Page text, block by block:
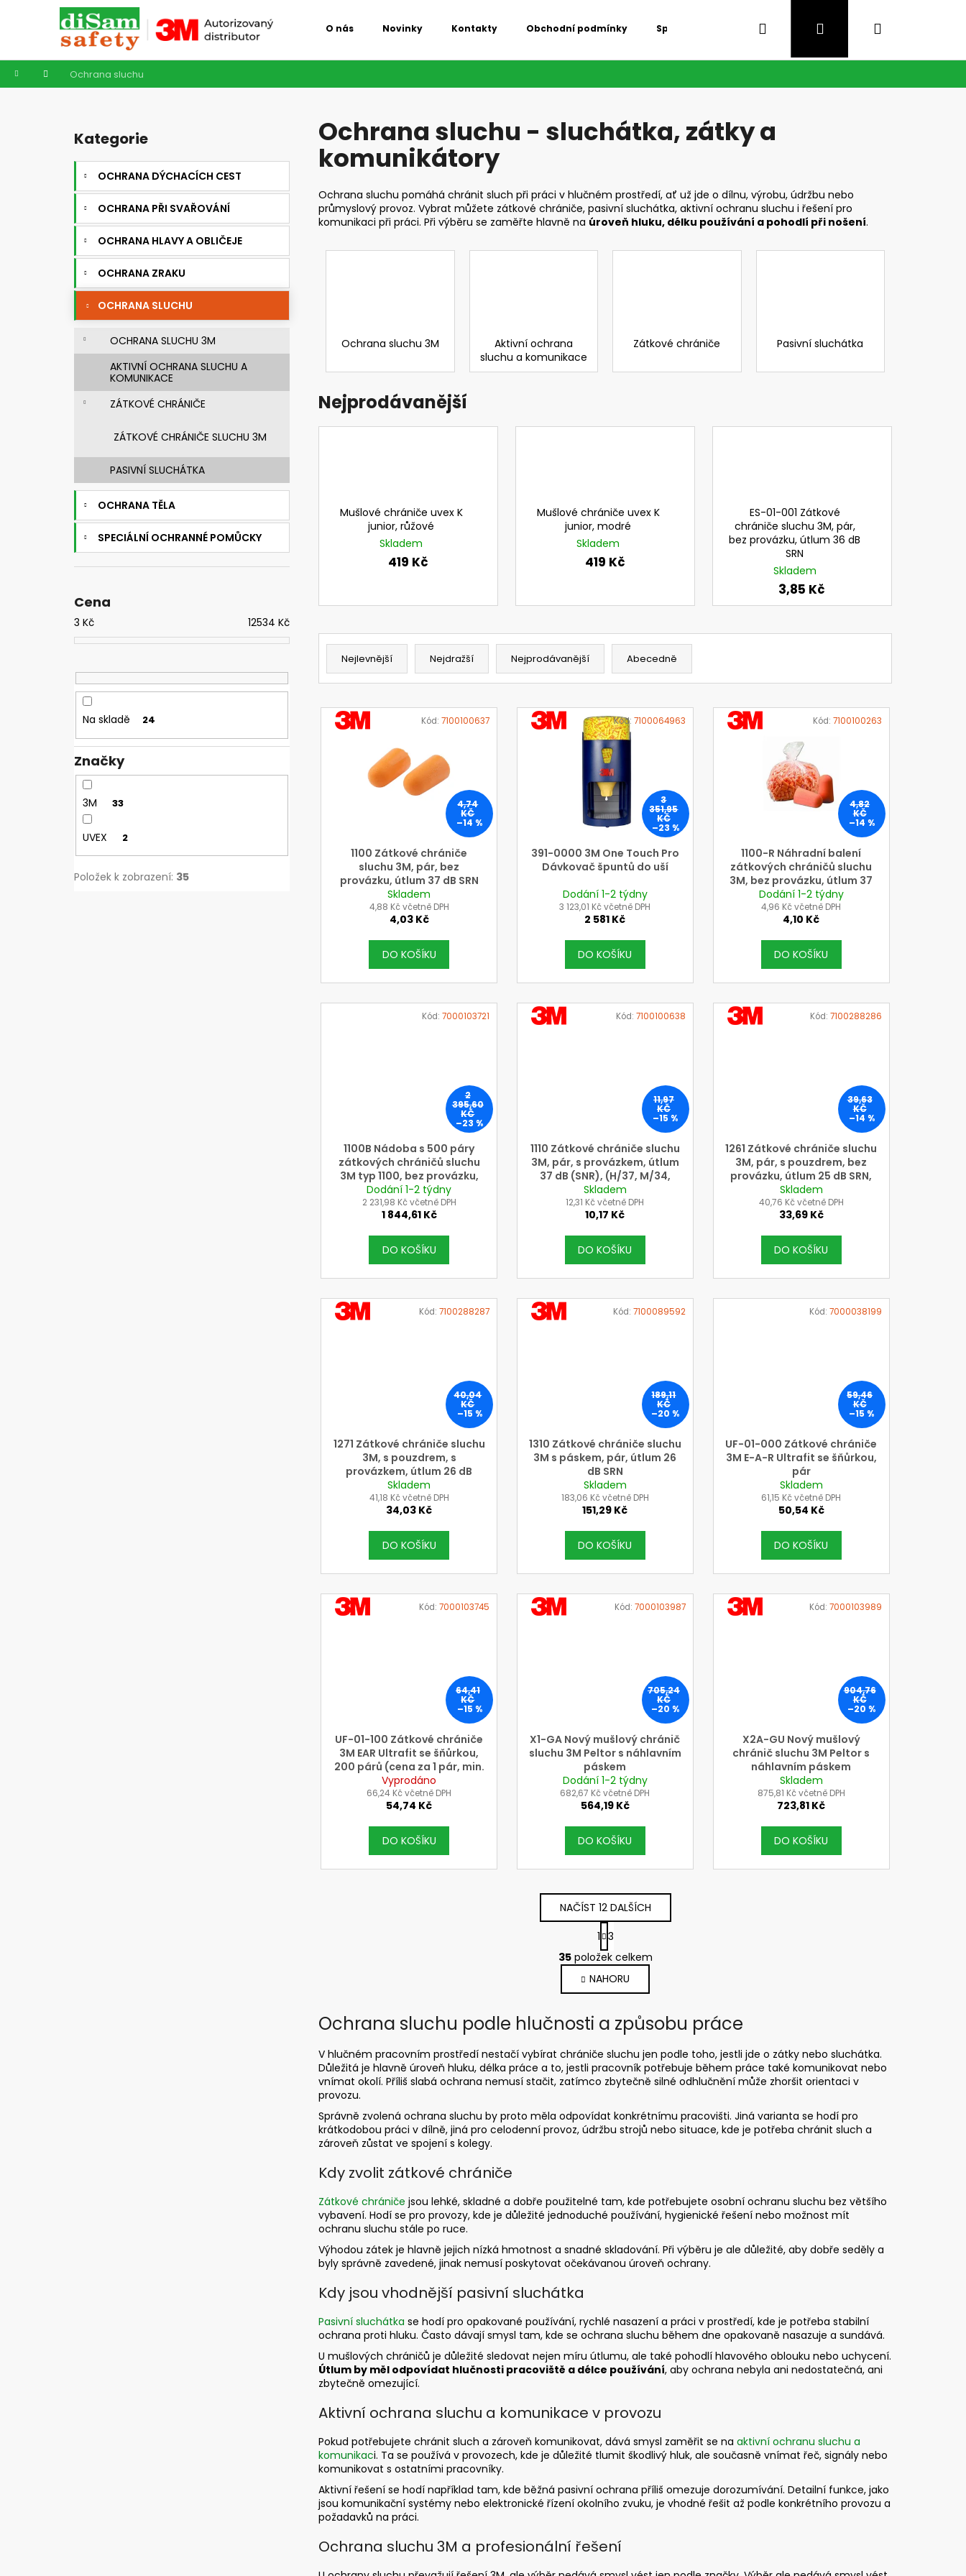
O nás Novinky Kontakty Obchodní podmínky Speciální nabídka Hledat PřihlášeníNákupní
košík
Domů Ochrana sluchu
Přeskočit
kategorie
Kategorie
OCHRANA DÝCHACÍCH CEST
OCHRANA PŘI SVAŘOVÁNÍ
OCHRANA HLAVY A OBLIČEJE
OCHRANA ZRAKU
OCHRANA SLUCHU
OCHRANA SLUCHU 3M
AKTIVNÍ OCHRANA SLUCHU A
KOMUNIKACE
ZÁTKOVÉ CHRÁNIČE
ZÁTKOVÉ CHRÁNIČE SLUCHU 3M
PASIVNÍ SLUCHÁTKA
OCHRANA TĚLA
SPECIÁLNÍ OCHRANNÉ POMŮCKY
Cena
3 Kč 12534 Kč
Na skladě 24
Značky
3M 33
UVEX 2
Položek k zobrazení: 35
Ochrana sluchu - sluchátka, zátky a
komunikátory
Ochrana sluchu pomáhá chránit sluch při práci v hlučném prostředí, ať už jde o dílnu, výrobu, údržbu nebo
průmyslový provoz. Vybrat můžete zátkové chrániče, pasivní sluchátka, aktivní ochranu sluchu i řešení pro
komunikaci při práci. Při výběru se zaměřte hlavně na úroveň hluku, délku používání a pohodlí při nošení.
Ochrana sluchu 3M
Aktivní ochrana
sluchu a komunikace
Zátkové chrániče Pasivní sluchátka
Nejprodávanější
Mušlové chrániče uvex K
junior, růžové
Skladem
419 Kč
Mušlové chrániče uvex K
junior, modré
Skladem
419 Kč
ES-01-001 Zátkové
chrániče sluchu 3M, pár,
bez provázku, útlum 36 dB
SRN
Skladem
3,85 Kč
Ř
z
Nejlevnější Nejdražší Nejprodávanější Abecedně
V VÝROBCE
3M
4,74
KČ
–14 %
1100 Zátkové chrániče
sluchu 3M, pár, bez
provázku, útlum 37 dB SRN
Skladem
4,88 Kč včetně DPH
4,03 Kč
DO KOŠÍKU
Kód:7100100637 VÝROBCE
3M
3
351,95
KČ
–23 %
391-0000 3M One Touch Pro
Dávkovač špuntů do uší
Dodání 1-2 týdny
3 123,01 Kč včetně DPH
2 581 Kč
DO KOŠÍKU
Kód: 7100064963 VÝROBCE
3M
4,82
KČ
–14 %
1100-R Náhradní balení
zátkových chráničů sluchu
3M, bez provázku, útlum 37
dB SRN (cena za 1 ,pár)
Dodání 1-2 týdny
4,96 Kč včetně DPH
4,10 Kč
DO KOŠÍKU
Kód: 7100100263
2
395,60
KČ
–23 %
1100B Nádoba s 500 páry
zátkových chráničů sluchu
3M typ 1100, bez provázku,
útlum 37 dB SRN (pro
dávkovač 1100-R)
Dodání 1-2 týdny
2 231,98 Kč včetně DPH
1 844,61 Kč
DO KOŠÍKU
Kód:7000103721 VÝROBCE
3M
11,97
KČ
–15 %
1110 Zátkové chrániče sluchu
3M, pár, s provázkem, útlum
37 dB (SNR), (H/37, M/34,
L/31)
Skladem
12,31 Kč včetně DPH
10,17 Kč
DO KOŠÍKU
Kód: 7100100638 VÝROBCE
3M
39,63
KČ
–14 %
1261 Zátkové chrániče sluchu
3M, pár, s pouzdrem, bez
provázku, útlum 25 dB SRN,
Skladem
40,76 Kč včetně DPH
33,69 Kč
DO KOŠÍKU
Kód: 7100288286
VÝROBCE
3M
40,04
KČ
–15 %
1271 Zátkové chrániče sluchu
3M, s pouzdrem, s
provázkem, útlum 26 dB
(SNR), (H/27, M/22, L/20)
Skladem
41,18 Kč včetně DPH
34,03 Kč
DO KOŠÍKU
Kód:7100288287 VÝROBCE
3M
189,11
KČ
–20 %
1310 Zátkové chrániče sluchu
3M s páskem, pár, útlum 26
dB SRN
Skladem
183,06 Kč včetně DPH
151,29 Kč
DO KOŠÍKU
Kód: 7100089592
59,46
KČ
–15 %
UF-01-000 Zátkové chrániče
3M E-A-R Ultrafit se šňůrkou,
pár
Skladem
61,15 Kč včetně DPH
50,54 Kč
DO KOŠÍKU
Kód: 7000038199
VÝROBCE
3M
64,41
KČ
–15 %
UF-01-100 Zátkové chrániče
3M EAR Ultrafit se šňůrkou,
200 párů (cena za 1 pár, min.
nákupní množství 200 párů)
Vyprodáno
66,24 Kč včetně DPH
54,74 Kč
DO KOŠÍKU
Kód:7000103745 VÝROBCE
3M
705,24
KČ
–20 %
X1-GA Nový mušlový chránič
sluchu 3M Peltor s náhlavním
páskem
Dodání 1-2 týdny
682,67 Kč včetně DPH
564,19 Kč
DO KOŠÍKU
Kód: 7000103987 VÝROBCE
3M
904,76
KČ
–20 %
X2A-GU Nový mušlový
chránič sluchu 3M Peltor s
náhlavním páskem
Skladem
875,81 Kč včetně DPH
723,81 Kč
DO KOŠÍKU
Kód: 7000103989
O
v
l
á
a
c
í
p
v
k
y
i
s
NAČÍST 12 DALŠÍCH
S
t
r
á
n
k
v
n
í
1 3
35položek celkem
NAHORU
Ochrana sluchu podle hlučnosti a způsobu práce
V hlučném pracovním prostředí nestačí vybírat chrániče sluchu jen podle toho, jestli jde o zátky nebo sluchátka.
Důležitá je hlavně úroveň hluku, délka práce a to, jestli pracovník potřebuje během práce také komunikovat nebo
vnímat okolí. Příliš slabá ochrana nemusí stačit, zatímco zbytečně silné odhlučnění může zhoršit orientaci v
provozu.
Správně zvolená ochrana sluchu by proto měla odpovídat konkrétnímu pracovišti. Jiná varianta se hodí pro
krátkodobou práci v dílně, jiná pro celodenní provoz, údržbu strojů nebo situace, kde je potřeba chránit sluch a
zároveň zůstat ve spojení s kolegy.
Kdy zvolit zátkové chrániče
Zátkové chrániče jsou lehké, skladné a dobře použitelné tam, kde potřebujete osobní ochranu sluchu bez většího
vybavení. Hodí se pro provozy, kde je důležité jednoduché používání, hygienické řešení nebo možnost mít
ochranu sluchu stále po ruce.
Výhodou zátek je hlavně jejich nízká hmotnost a snadné skladování. Při výběru je ale důležité, aby dobře seděly a
byly správně zavedené, jinak nemusí poskytovat očekávanou úroveň ochrany.
Kdy jsou vhodnější pasivní sluchátka
Pasivní sluchátka se hodí pro opakované používání, rychlé nasazení a práci v prostředí, kde je potřeba stabilní
ochrana proti hluku. Často dávají smysl tam, kde se ochrana sluchu během dne opakovaně nasazuje a sundává.
U mušlových chráničů je důležité sledovat nejen míru útlumu, ale také pohodlí hlavového oblouku nebo uchycení.
Útlum by měl odpovídat hlučnosti pracoviště a délce používání, aby ochrana nebyla ani nedostatečná, ani
zbytečně omezující.
Aktivní ochrana sluchu a komunikace v provozu
Pokud potřebujete chránit sluch a zároveň komunikovat, dává smysl zaměřit se na aktivní ochranu sluchu a
komunikaci. Ta se používá v provozech, kde je důležité tlumit škodlivý hluk, ale současně vnímat řeč, signály nebo
komunikovat s ostatními pracovníky.
Aktivní řešení se hodí například tam, kde běžná pasivní ochrana příliš omezuje dorozumívání. Detailní funkce, jako
jsou komunikační systémy nebo elektronické řízení okolního zvuku, je vhodné řešit až podle konkrétního provozu a
požadavků na práci.
Ochrana sluchu 3M a profesionální řešení
í
k
Zpět
do
obchodu
Zpět
do
obchodu
HLEDAT
Doporučujeme
631830 SVÁŘEČSKÁ KUKLA 3M
SPEEDGLAS G5-03 PRO S FILTREM G5-
01/03VC
14 269,76 Kč
Původně:20 385,37 Kč
1 420 Kč
OMNIRA A UNIMASK SYSTÉMU CLEANAIR
498,12 Kč
Původně: 593 Kč